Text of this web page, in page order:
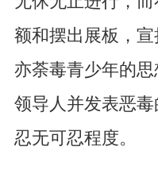
额和摆出展板，宣
亦荼毒青少年的
领导人并发表恶
忍无可忍程度。